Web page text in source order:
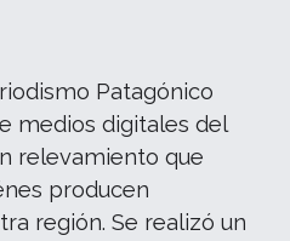
Patagónico
medios digitales del
relevamiento que
producen
región. Se realizó un